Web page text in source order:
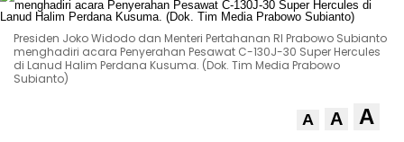
Presiden Joko Widodo dan Menteri Pertahanan RI Prabowo Subianto
menghadiri acara Penyerahan Pesawat C-130J-30 Super Hercules
di Lanud Halim Perdana Kusuma. (Dok. Tim Media Prabowo
Subianto)
A A A